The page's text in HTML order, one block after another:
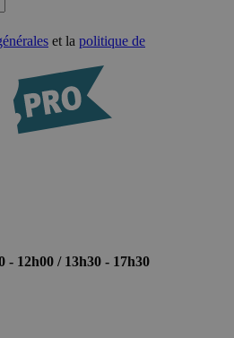
et la politique de
- 12h00 / 13h30 - 17h30